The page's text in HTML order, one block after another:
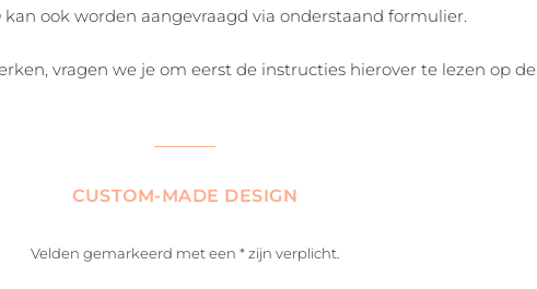
kan ook worden aangevraagd via onderstaand formulier.
vragen we je om eerst de instructies hierover te lezen op de
CUSTOM-MADE DESIGN
Velden gemarkeerd met een * zijn verplicht.